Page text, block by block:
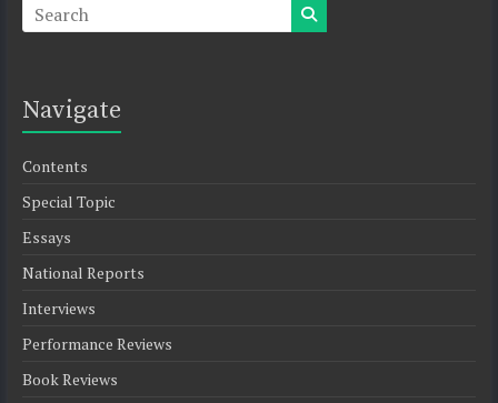
Navigate
Contents
Special Topic
Essays
National Reports
Interviews
Performance Reviews
Book Reviews